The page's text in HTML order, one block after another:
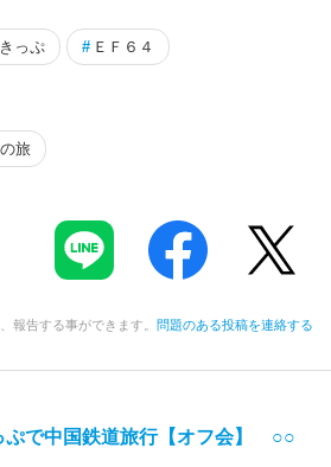
っぷ # ＥＦ６４
旅
報告する事ができます。 問題のある投稿を連絡する
ぷで中国鉄道旅行【オフ会】 ○○